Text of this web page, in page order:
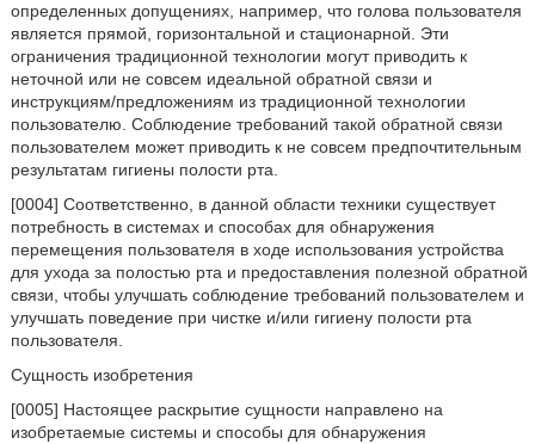
определенных допущениях, например, что голова пользователя
является прямой, горизонтальной и стационарной. Эти
ограничения традиционной технологии могут приводить к
неточной или не совсем идеальной обратной связи и
инструкциям/предложениям из традиционной технологии
пользователю. Соблюдение требований такой обратной связи
пользователем может приводить к не совсем предпочтительным
результатам гигиены полости рта.
[0004] Соответственно, в данной области техники существует
потребность в системах и способах для обнаружения
перемещения пользователя в ходе использования устройства
для ухода за полостью рта и предоставления полезной обратной
связи, чтобы улучшать соблюдение требований пользователем и
улучшать поведение при чистке и/или гигиену полости рта
пользователя.
Сущность изобретения
[0005] Настоящее раскрытие сущности направлено на
изобретаемые системы и способы для обнаружения